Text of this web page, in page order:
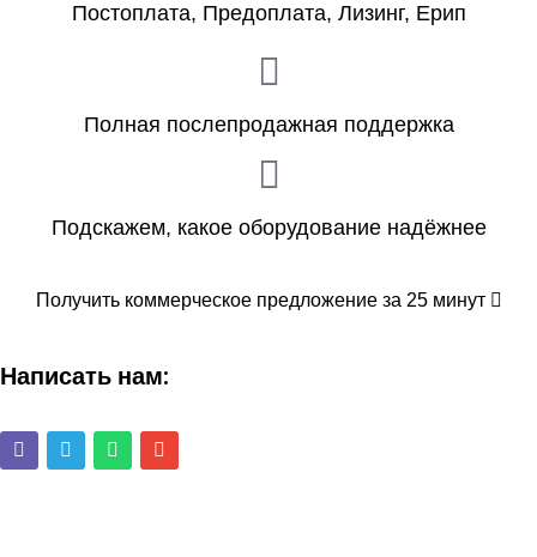
Постоплата, Предоплата, Лизинг, Ерип
Полная послепродажная поддержка
Подскажем, какое оборудование надёжнее
Получить коммерческое предложение за 25 минут
Написать нам: